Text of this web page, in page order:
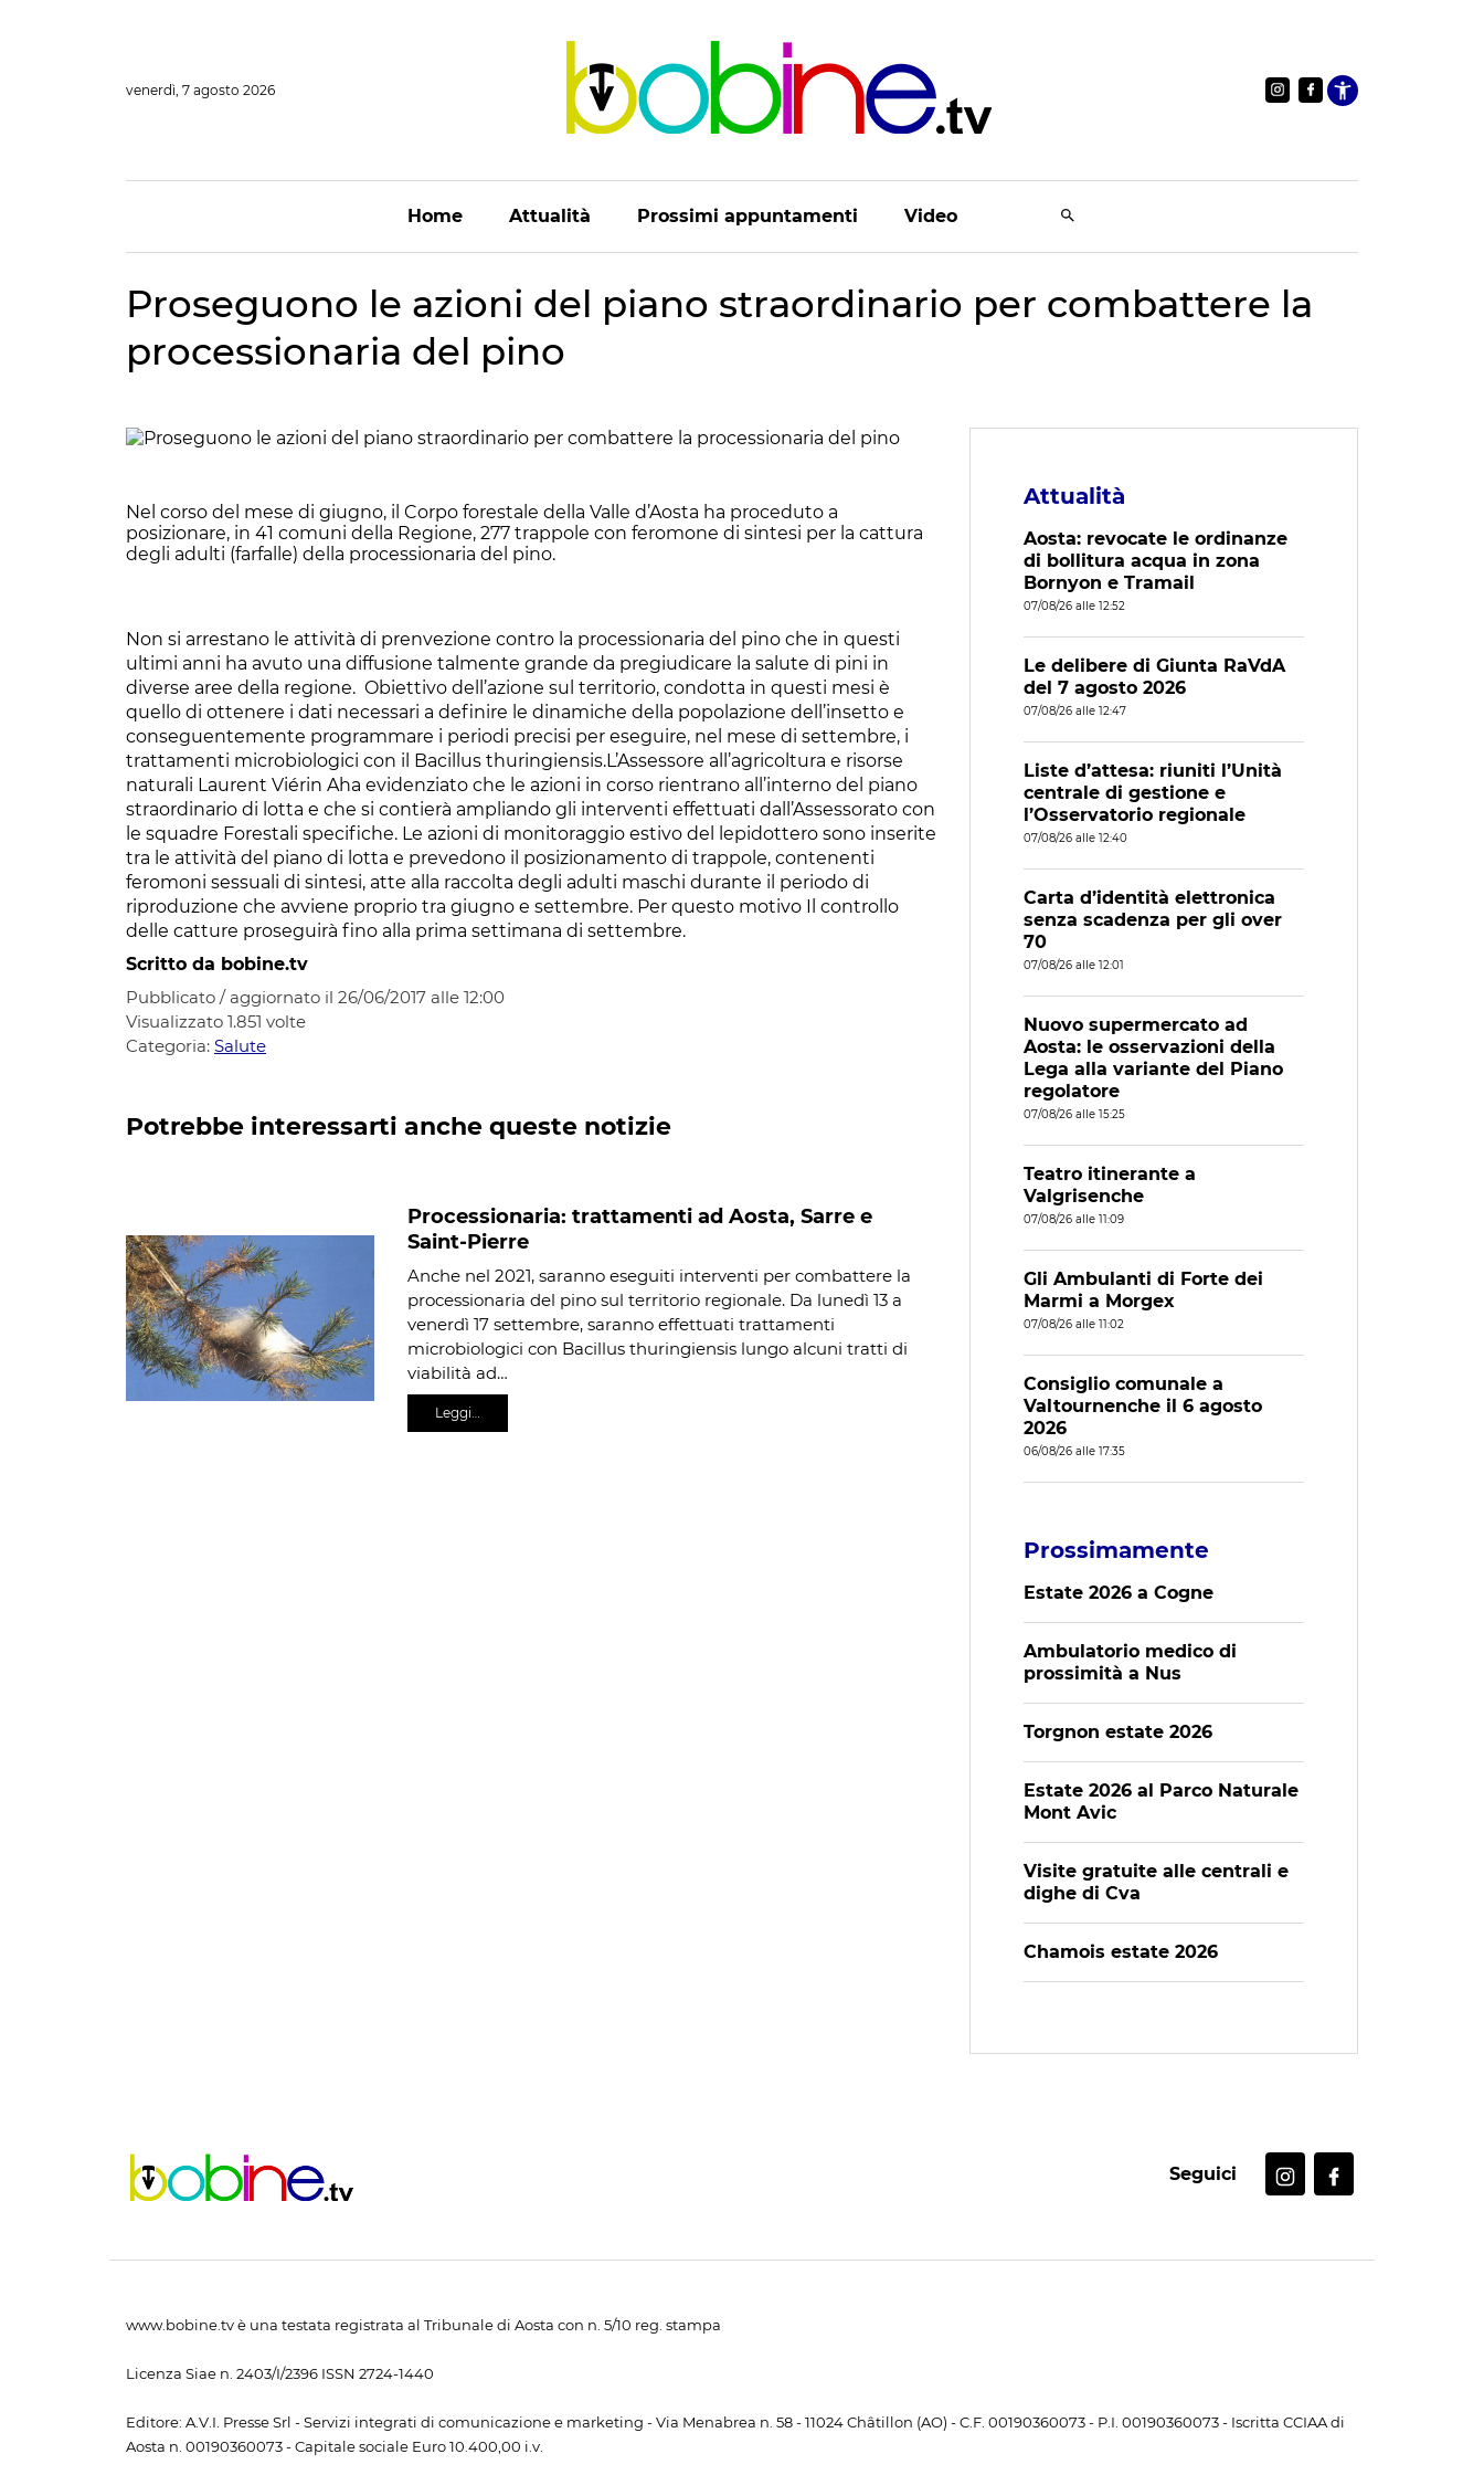
venerdì, 7 agosto 2026 Apri le
Home Attualità Prossimi appuntamenti Video
Proseguono le azioni del piano straordinario per combattere la
processionaria del pino
Nel corso del mese di giugno, il Corpo forestale della Valle d’Aosta ha proceduto a
posizionare, in 41 comuni della Regione, 277 trappole con feromone di sintesi per la cattura
degli adulti (farfalle) della processionaria del pino.
Non si arrestano le attività di prenvezione contro la processionaria del pino che in questi
ultimi anni ha avuto una diffusione talmente grande da pregiudicare la salute di pini in
diverse aree della regione. Obiettivo dell’azione sul territorio, condotta in questi mesi è
quello di ottenere i dati necessari a definire le dinamiche della popolazione dell’insetto e
conseguentemente programmare i periodi precisi per eseguire, nel mese di settembre, i
trattamenti microbiologici con il Bacillus thuringiensis.L’Assessore all’agricoltura e risorse
naturali Laurent Viérin Aha evidenziato che le azioni in corso rientrano all’interno del piano
straordinario di lotta e che si contierà ampliando gli interventi effettuati dall’Assessorato con
le squadre Forestali specifiche. Le azioni di monitoraggio estivo del lepidottero sono inserite
tra le attività del piano di lotta e prevedono il posizionamento di trappole, contenenti
feromoni sessuali di sintesi, atte alla raccolta degli adulti maschi durante il periodo di
riproduzione che avviene proprio tra giugno e settembre. Per questo motivo Il controllo
delle catture proseguirà fino alla prima settimana di settembre.
Scritto da bobine.tv
Pubblicato / aggiornato il 26/06/2017 alle 12:00
Visualizzato 1.851 volte
Categoria: Salute
Potrebbe interessarti anche queste notizie
Processionaria: trattamenti ad Aosta, Sarre e
Saint-Pierre
Anche nel 2021, saranno eseguiti interventi per combattere la
processionaria del pino sul territorio regionale. Da lunedì 13 a
venerdì 17 settembre, saranno effettuati trattamenti
microbiologici con Bacillus thuringiensis lungo alcuni tratti di
viabilità ad…
Leggi…
Attualità
Aosta: revocate le ordinanze
di bollitura acqua in zona
Bornyon e Tramail
07/08/26 alle 12:52
Le delibere di Giunta RaVdA
del 7 agosto 2026
07/08/26 alle 12:47
Liste d’attesa: riuniti l’Unità
centrale di gestione e
l’Osservatorio regionale
07/08/26 alle 12:40
Carta d’identità elettronica
senza scadenza per gli over
70
07/08/26 alle 12:01
Nuovo supermercato ad
Aosta: le osservazioni della
Lega alla variante del Piano
regolatore
07/08/26 alle 15:25
Teatro itinerante a
Valgrisenche
07/08/26 alle 11:09
Gli Ambulanti di Forte dei
Marmi a Morgex
07/08/26 alle 11:02
Consiglio comunale a
Valtournenche il 6 agosto
2026
06/08/26 alle 17:35
Prossimamente
Estate 2026 a Cogne
Ambulatorio medico di
prossimità a Nus
Torgnon estate 2026
Estate 2026 al Parco Naturale
Mont Avic
Visite gratuite alle centrali e
dighe di Cva
Chamois estate 2026
Seguici
www.bobine.tv è una testata registrata al Tribunale di Aosta con n. 5/10 reg. stampa
Licenza Siae n. 2403/I/2396 ISSN 2724-1440
Editore: A.V.I. Presse Srl - Servizi integrati di comunicazione e marketing - Via Menabrea n. 58 - 11024 Châtillon (AO) - C.F. 00190360073 - P.I. 00190360073 - Iscritta CCIAA di
Aosta n. 00190360073 - Capitale sociale Euro 10.400,00 i.v.